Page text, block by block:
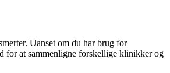
Uanset om du har brug for
for at sammenligne forskellige klinikker og